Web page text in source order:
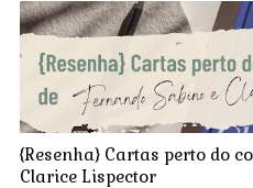
{Resenha} Cartas perto do
Clarice Lispector